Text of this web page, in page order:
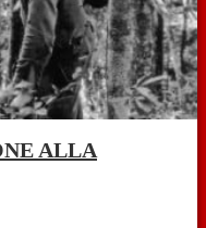
ALLA